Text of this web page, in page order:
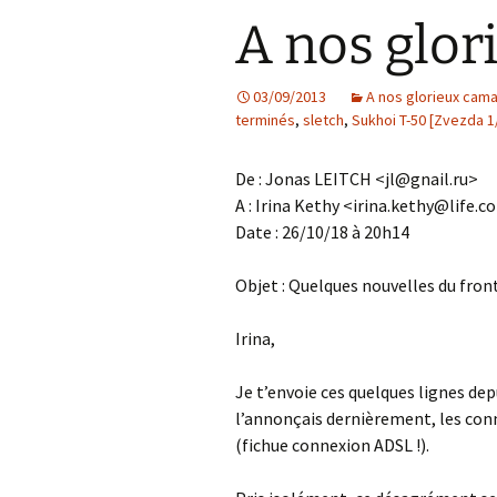
Northrop
Classics 1/32]
SA-2 Guideline
Isuzu TX-40
1/72]
Nissan R89C
[Hasegawa 1/
Production
Yamaha YZR-M1
A nos
03/09/2013 A nos glorieux
terminés, sletch, Sukhoi T-50 [Zvezda
De : Jonas LEITCH <jl@gnail.ru>
A : Irina Kethy
Date : 26/10/18 à 20h14
Objet : Quelques nouvelles du
Irina,
Je t’envoie ces quelques lignes
l’annonçais dernièrement, les
(fichue connexion ADSL !).